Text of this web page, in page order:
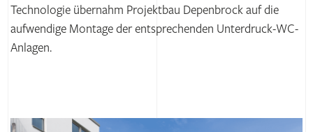
Technologie übernahm Projektbau Depenbrock auf die
aufwendige Montage der entsprechenden Unterdruck-WC-
Anlagen.